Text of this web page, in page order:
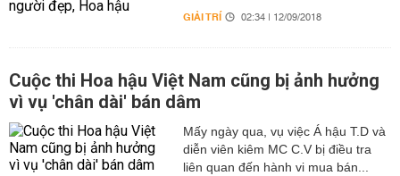
GIẢI TRÍ 02:34 | 12/09/2018
Cuộc thi Hoa hậu Việt Nam cũng bị ảnh hưởng
vì vụ 'chân dài' bán dâm
Mấy ngày qua, vụ việc Á hậu T.D và
diễn viên kiêm MC C.V bị điều tra
liên quan đến hành vi mua bán...